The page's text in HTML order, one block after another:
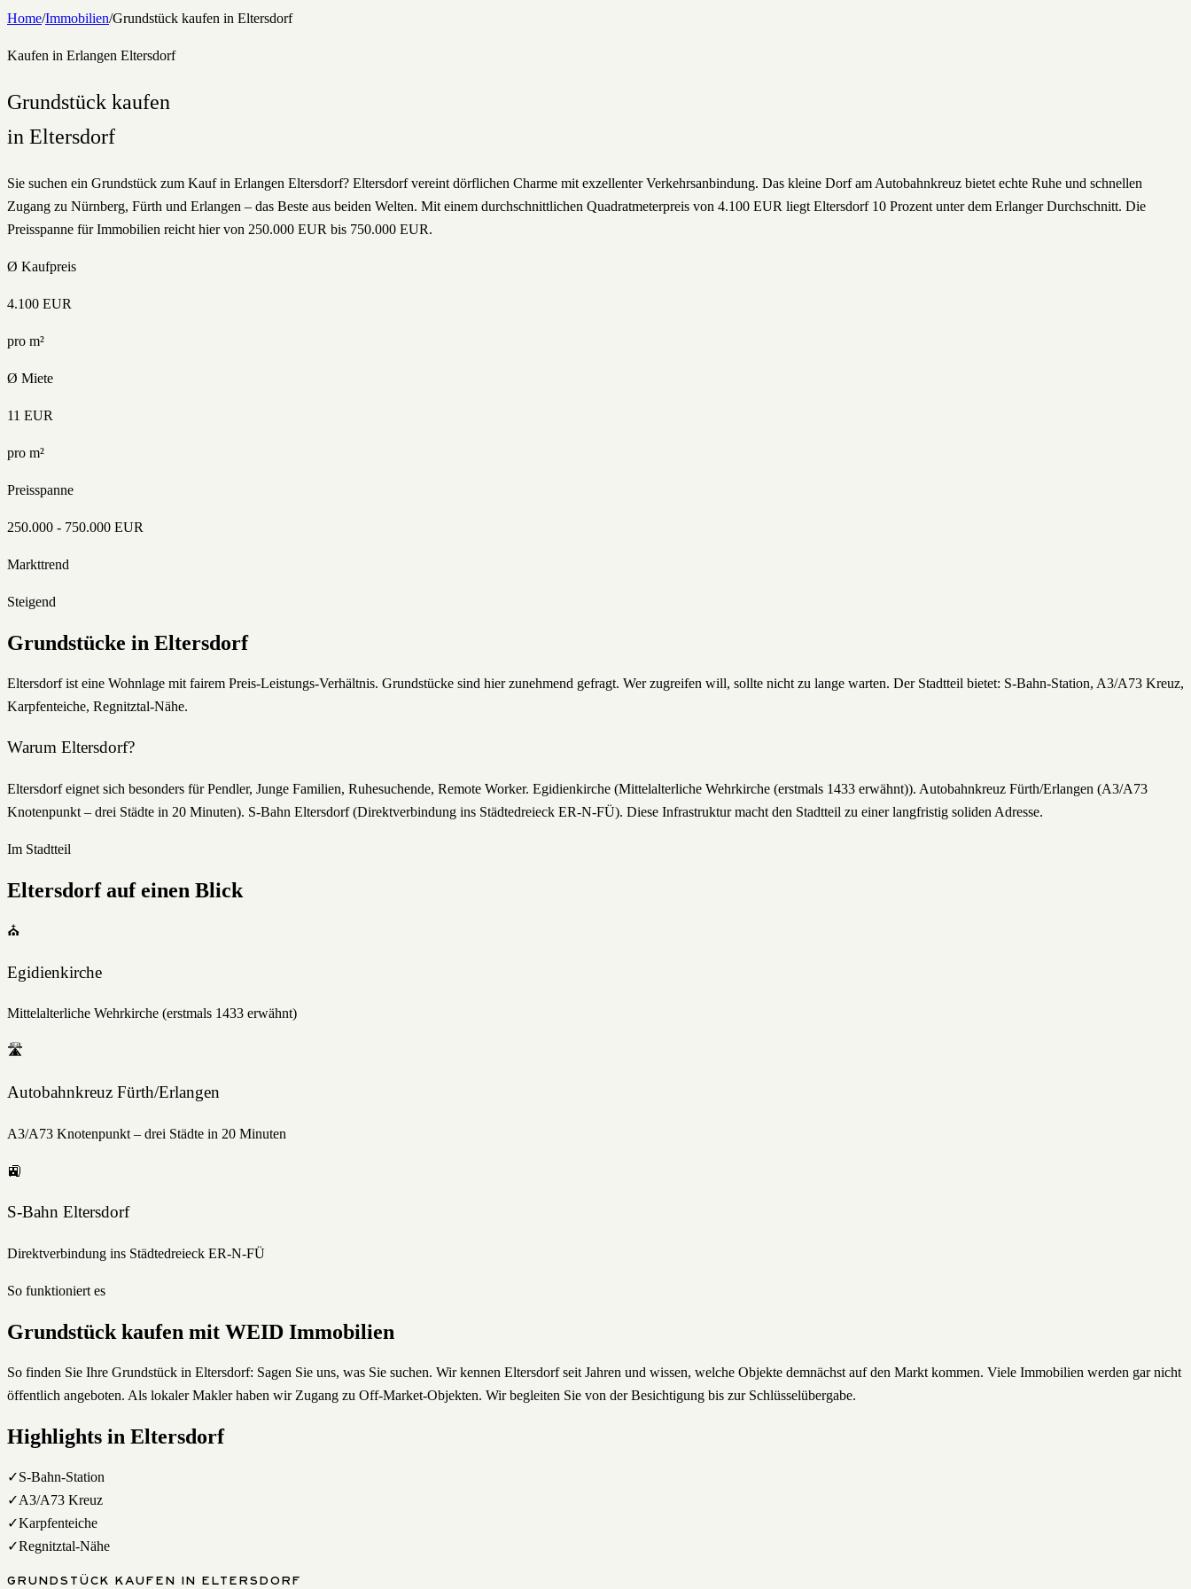
Home/Immobilien/Grundstück kaufen in Eltersdorf
Kaufen in Erlangen Eltersdorf
Grundstück kaufen
in Eltersdorf
Sie suchen ein Grundstück zum Kauf in Erlangen Eltersdorf? Eltersdorf vereint dörflichen Charme mit exzellenter Verkehrsanbindung. Das kleine Dorf am Autobahnkreuz bietet echte Ruhe und schnellen
Zugang zu Nürnberg, Fürth und Erlangen – das Beste aus beiden Welten. Mit einem durchschnittlichen Quadratmeterpreis von 4.100 EUR liegt Eltersdorf 10 Prozent unter dem Erlanger Durchschnitt. Die
Preisspanne für Immobilien reicht hier von 250.000 EUR bis 750.000 EUR.
Ø Kaufpreis
4.100 EUR
pro m²
Ø Miete
11 EUR
pro m²
Preisspanne
250.000 - 750.000 EUR
Markttrend
Steigend
Grundstücke in Eltersdorf
Eltersdorf ist eine Wohnlage mit fairem Preis-Leistungs-Verhältnis. Grundstücke sind hier zunehmend gefragt. Wer zugreifen will, sollte nicht zu lange warten. Der Stadtteil bietet: S-Bahn-Station, A3/A73 Kreuz,
Karpfenteiche, Regnitztal-Nähe.
Warum Eltersdorf?
Eltersdorf eignet sich besonders für Pendler, Junge Familien, Ruhesuchende, Remote Worker. Egidienkirche (Mittelalterliche Wehrkirche (erstmals 1433 erwähnt)). Autobahnkreuz Fürth/Erlangen (A3/A73
Knotenpunkt – drei Städte in 20 Minuten). S-Bahn Eltersdorf (Direktverbindung ins Städtedreieck ER-N-FÜ). Diese Infrastruktur macht den Stadtteil zu einer langfristig soliden Adresse.
Im Stadtteil
Eltersdorfauf einen Blick
⛪
Egidienkirche
Mittelalterliche Wehrkirche (erstmals 1433 erwähnt)
🛣️
Autobahnkreuz Fürth/Erlangen
A3/A73 Knotenpunkt – drei Städte in 20 Minuten
🚉
S-Bahn Eltersdorf
Direktverbindung ins Städtedreieck ER-N-FÜ
So funktioniert es
Grundstück kaufen mit WEID Immobilien
So finden Sie Ihre Grundstück in Eltersdorf: Sagen Sie uns, was Sie suchen. Wir kennen Eltersdorf seit Jahren und wissen, welche Objekte demnächst auf den Markt kommen. Viele Immobilien werden gar nicht
öffentlich angeboten. Als lokaler Makler haben wir Zugang zu Off-Market-Objekten. Wir begleiten Sie von der Besichtigung bis zur Schlüsselübergabe.
Highlights in Eltersdorf
✓S-Bahn-Station
✓A3/A73 Kreuz
✓Karpfenteiche
✓Regnitztal-Nähe
GRUNDSTÜCK KAUFEN INELTERSDORF